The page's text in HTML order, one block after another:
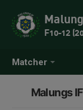
Matcher
F10-12
Malungs